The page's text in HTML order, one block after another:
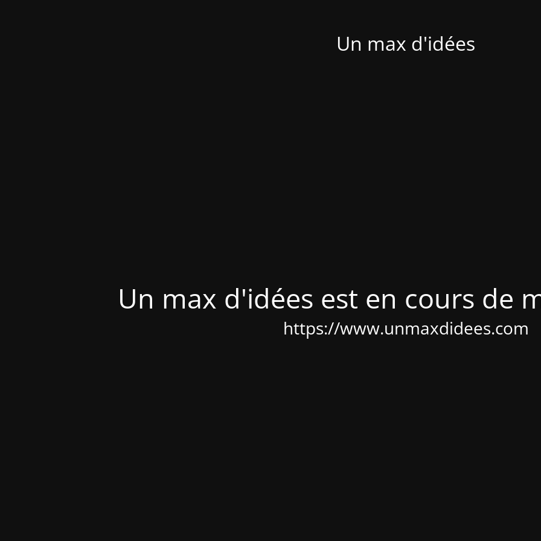
Un max d'idées
Un max d'idées est en cours de
https://www.unmaxdidees.com